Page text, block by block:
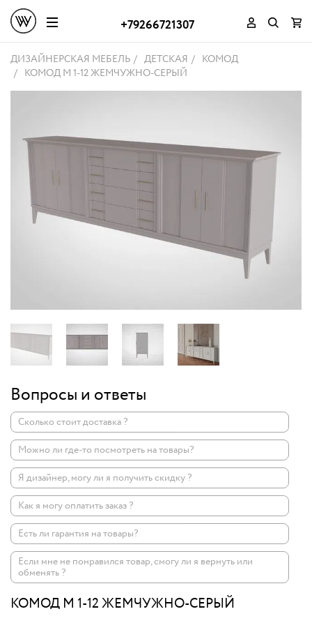
+79266721307
ДИЗАЙНЕРСКАЯ МЕБЕЛЬ ДЕТСКАЯ
КОМОД
КОМОД M 1-12 ЖЕМЧУЖНО-СЕРЫЙ
Вопросы и ответы
Сколько стоит доставка ?
Можно ли где-то посмотреть на товары?
Я дизайнер, могу ли я получить скидку ?
Как я могу оплатить заказ ?
Есть ли гарантия на товары?
Если мне не понравился товар, смогу ли я вернуть или
обменять ?
КОМОД M 1-12 ЖЕМЧУЖНО-СЕРЫЙ